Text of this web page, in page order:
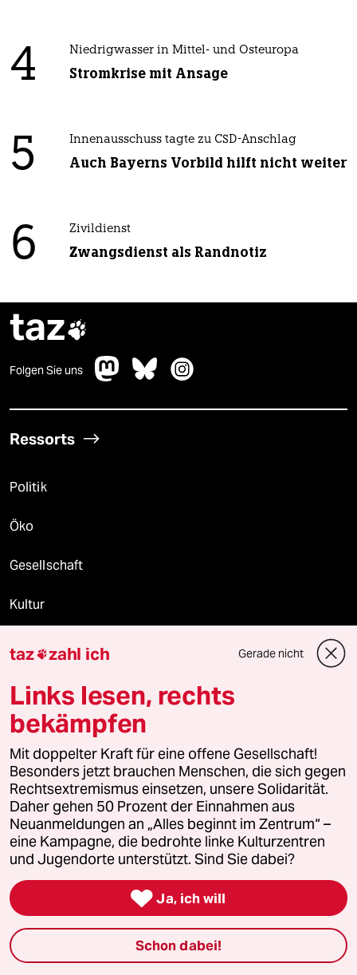
4 Niedrigwasser in Mittel- und Osteuropa
Stromkrise mit Ansage
5 Innenausschuss tagte zu CSD-Anschlag
Auch Bayerns Vorbild hilft nicht weiter
6 Zivildienst
Zwangsdienst als Randnotiz
taz
Folgen Sie uns
Ressorts
Politik
Öko
Gesellschaft
Kultur
Berlin
Nord
Wahrheit
Themen
Hitze
Krieg in der Ukraine
US-Demokraten
taz zahl ich Gerade nicht
Links lesen, rechts
bekämpfen
Mit doppelter Kraft für eine offene Gesellschaft!
Besonders jetzt brauchen Menschen, die sich gegen
Rechtsextremismus einsetzen, unsere Solidarität.
Daher gehen 50 Prozent der Einnahmen aus
Neuanmeldungen an „Alles beginnt im Zentrum“ –
eine Kampagne, die bedrohte linke Kulturzentren
und Jugendorte unterstützt. Sind Sie dabei?
 Ja, ich will
Schon dabei!